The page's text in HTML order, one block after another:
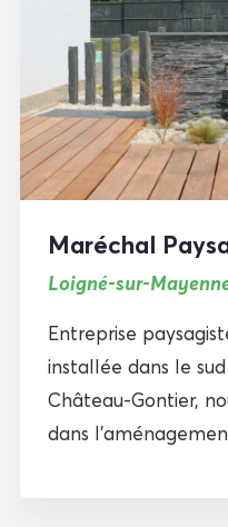
Maréchal
Loigné-sur-
Entreprise
installée dans le
Château-Gontier,
dans